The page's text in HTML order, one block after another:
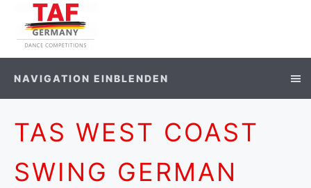
NAVIGATION EINBLENDEN
TAS WEST COAST
SWING GERMAN